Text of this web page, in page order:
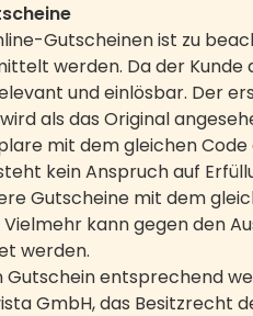
Gutscheinen ist zu
werden. Da der Kunde
und einlösbar. Der
als das Original
mit dem gleichen
kein Anspruch auf
Gutscheine mit dem
Vielmehr kann gegen den
werden.
Gutschein entsprechend
GmbH, das Besitzrecht